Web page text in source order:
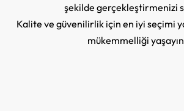
şekilde gerçekleştirmenizi
Kalite ve güvenilirlik için en iyi seçimi
mükemmelliği